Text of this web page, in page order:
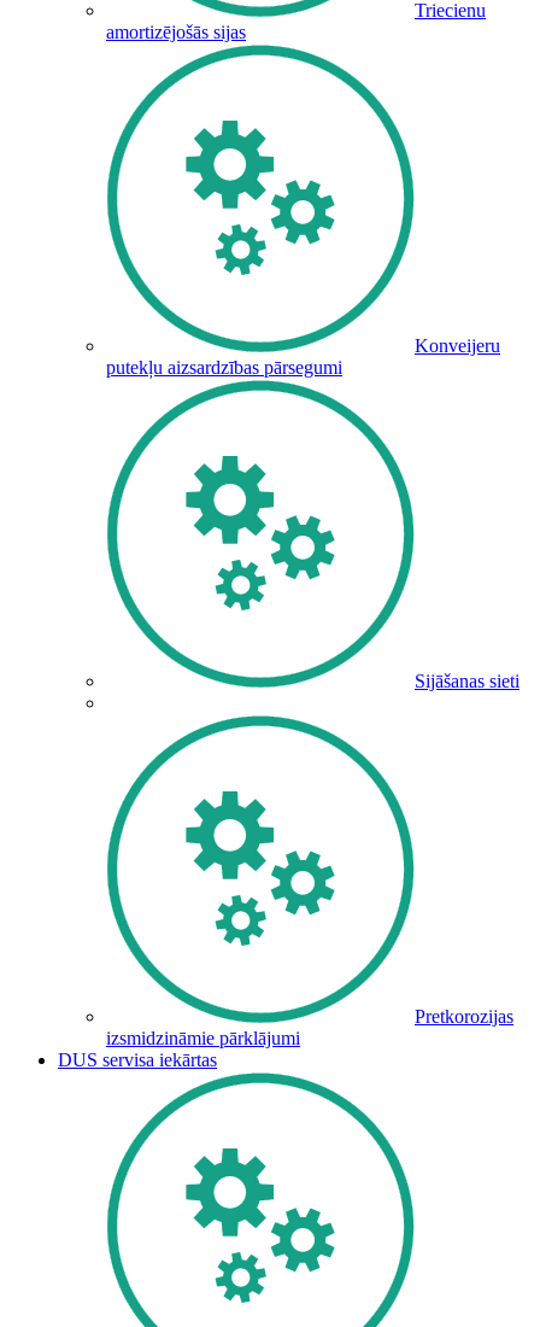
Triecienu
amortizējošās sijas
Konveijeru
putekļu aizsardzības pārsegumi
Sijāšanas sieti
Pretkorozijas
izsmidzināmie pārklājumi
DUS servisa iekārtas